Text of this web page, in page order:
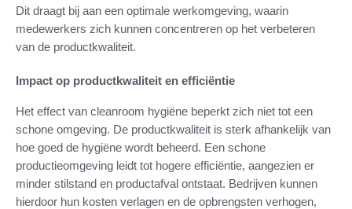
Dit draagt bij aan een optimale werkomgeving, waarin
medewerkers zich kunnen concentreren op het verbeteren
van de productkwaliteit.
Impact op productkwaliteit en efficiëntie
Het effect van cleanroom hygiëne beperkt zich niet tot een
schone omgeving. De productkwaliteit is sterk afhankelijk van
hoe goed de hygiëne wordt beheerd. Een schone
productieomgeving leidt tot hogere efficiëntie, aangezien er
minder stilstand en productafval ontstaat. Bedrijven kunnen
hierdoor hun kosten verlagen en de opbrengsten verhogen,